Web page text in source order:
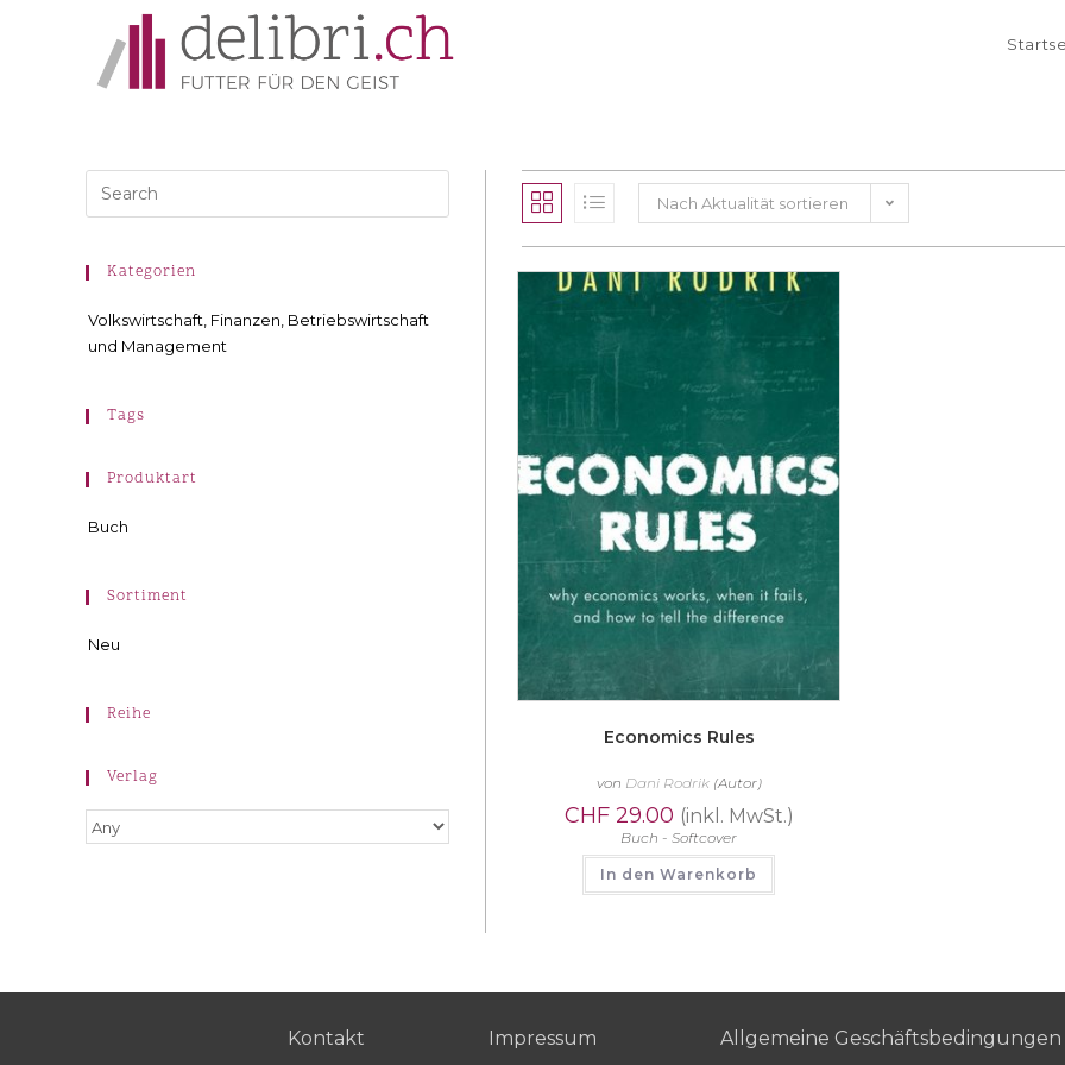
Nach Aktualität sortieren
Economics Rules
von Dani Rodrik(Autor)
CHF29.00 (inkl. MwSt.)
Buch - Softcover
In den Warenkorb
Kategorien
Volkswirtschaft, Finanzen, Betriebswirtschaft
und Management
Tags
Produktart
Buch
Sortiment
Neu
Reihe
Verlag
Kontakt Impressum Allgemeine Geschäftsbedingungen